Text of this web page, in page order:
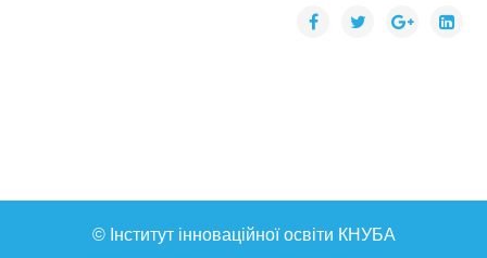
© Інститут інноваційної освіти КНУБА